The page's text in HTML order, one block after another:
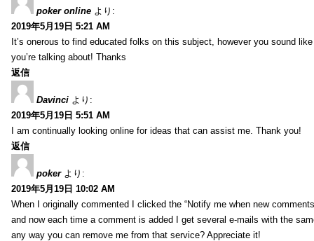
poker online より:
2019年5月19日 5:21 AM
It’s onerous to find educated folks on this subject, however you sound
you’re talking about! Thanks
返信
Davinci より:
2019年5月19日 5:51 AM
I am continually looking online for ideas that can assist me. Thank you!
返信
poker より:
2019年5月19日 10:02 AM
When I originally commented I clicked the “Notify me when new
and now each time a comment is added I get several e-mails with the
any way you can remove me from that service? Appreciate it!